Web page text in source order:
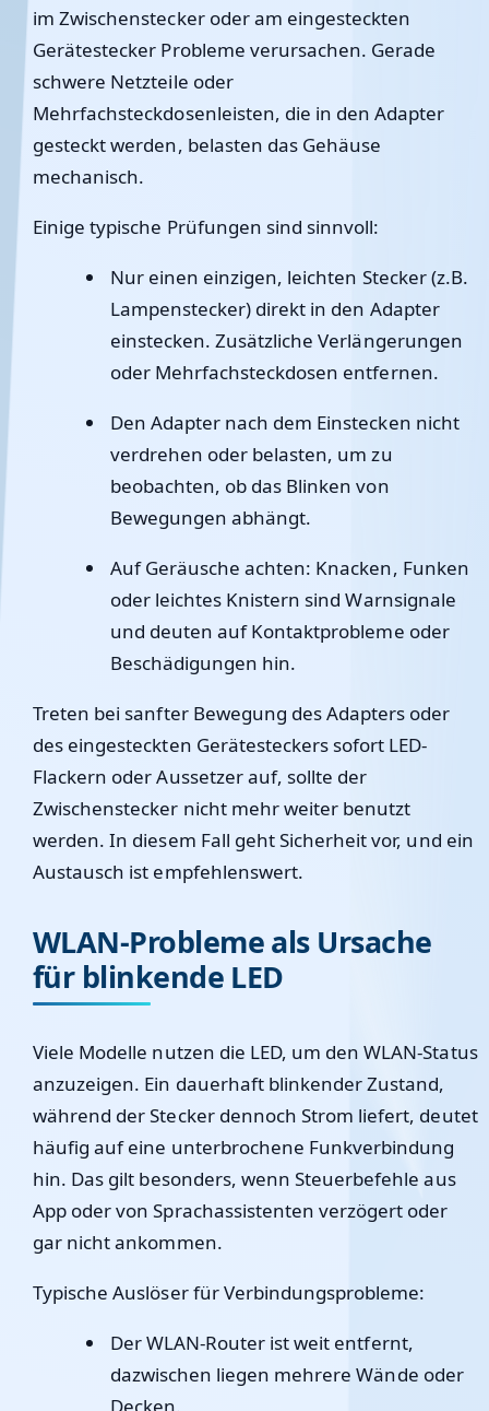
im Zwischenstecker oder am eingesteckten
Gerätestecker Probleme verursachen. Gerade
schwere Netzteile oder
Mehrfachsteckdosenleisten, die in den Adapter
gesteckt werden, belasten das Gehäuse
mechanisch.
Einige typische Prüfungen sind sinnvoll:
Nur einen einzigen, leichten Stecker (z.B.
Lampenstecker) direkt in den Adapter
einstecken. Zusätzliche Verlängerungen
oder Mehrfachsteckdosen entfernen.
Den Adapter nach dem Einstecken nicht
verdrehen oder belasten, um zu
beobachten, ob das Blinken von
Bewegungen abhängt.
Auf Geräusche achten: Knacken, Funken
oder leichtes Knistern sind Warnsignale
und deuten auf Kontaktprobleme oder
Beschädigungen hin.
Treten bei sanfter Bewegung des Adapters oder
des eingesteckten Gerätesteckers sofort LED-
Flackern oder Aussetzer auf, sollte der
Zwischenstecker nicht mehr weiter benutzt
werden. In diesem Fall geht Sicherheit vor, und ein
Austausch ist empfehlenswert.
WLAN-Probleme als Ursache
für blinkende LED
Viele Modelle nutzen die LED, um den WLAN-Status
anzuzeigen. Ein dauerhaft blinkender Zustand,
während der Stecker dennoch Strom liefert, deutet
häufig auf eine unterbrochene Funkverbindung
hin. Das gilt besonders, wenn Steuerbefehle aus
App oder von Sprachassistenten verzögert oder
gar nicht ankommen.
Typische Auslöser für Verbindungsprobleme:
Der WLAN-Router ist weit entfernt,
dazwischen liegen mehrere Wände oder